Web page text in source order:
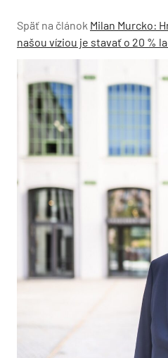
Späť na článok Milan Murcko:
našou víziou je stavať o 20 %